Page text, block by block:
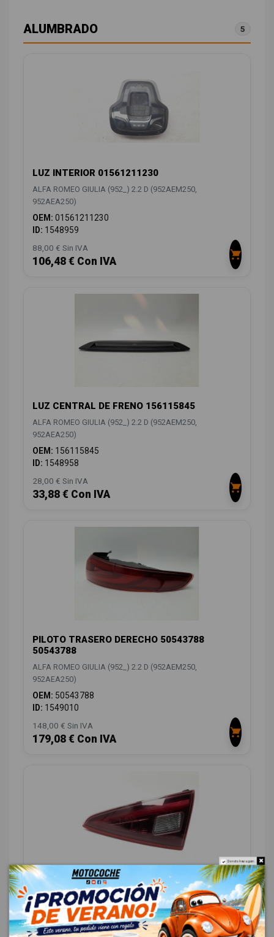
ALUMBRADO 5
LUZ INTERIOR 01561211230
ALFA ROMEO GIULIA (952_) 2.2 D (952AEM250,
952AEA250)
OEM: 01561211230
ID: 1548959
88,00 € Sin IVA
106,48 € Con IVA
LUZ CENTRAL DE FRENO 156115845
ALFA ROMEO GIULIA (952_) 2.2 D (952AEM250,
952AEA250)
OEM: 156115845
ID: 1548958
28,00 € Sin IVA
33,88 € Con IVA
PILOTO TRASERO DERECHO 50543788
50543788
ALFA ROMEO GIULIA (952_) 2.2 D (952AEM250,
952AEA250)
OEM: 50543788
ID: 1549010
148,00 € Sin IVA
179,08 € Con IVA
PILOTO TRASERO DERECHO INTERIOR
50543792
ALFA ROMEO GIULIA (952_) 2.2 D (952AEM250,
952AEA250)
Do not show again.